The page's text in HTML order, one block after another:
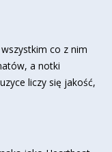
co z nim
a notki
liczy się jakość,